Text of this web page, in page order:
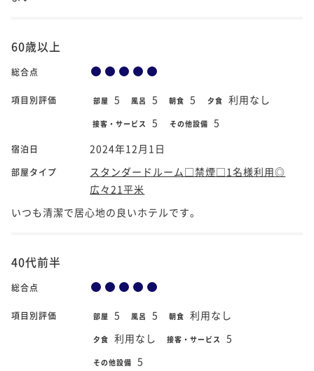
60歳以上
総合点
項目別評価 部屋 5 風呂 5 朝食 5 夕食 利用なし
接客・サービス 5 その他設備 5
宿泊日 2024年12月1日
部屋タイプ
スタンダードルーム□禁煙□1名様利用◎
広々21平米
いつも清潔で居心地の良いホテルです。
40代前半
総合点
項目別評価 部屋 5 風呂 5 朝食 利用なし
夕食 利用なし 接客・サービス 5
その他設備 5